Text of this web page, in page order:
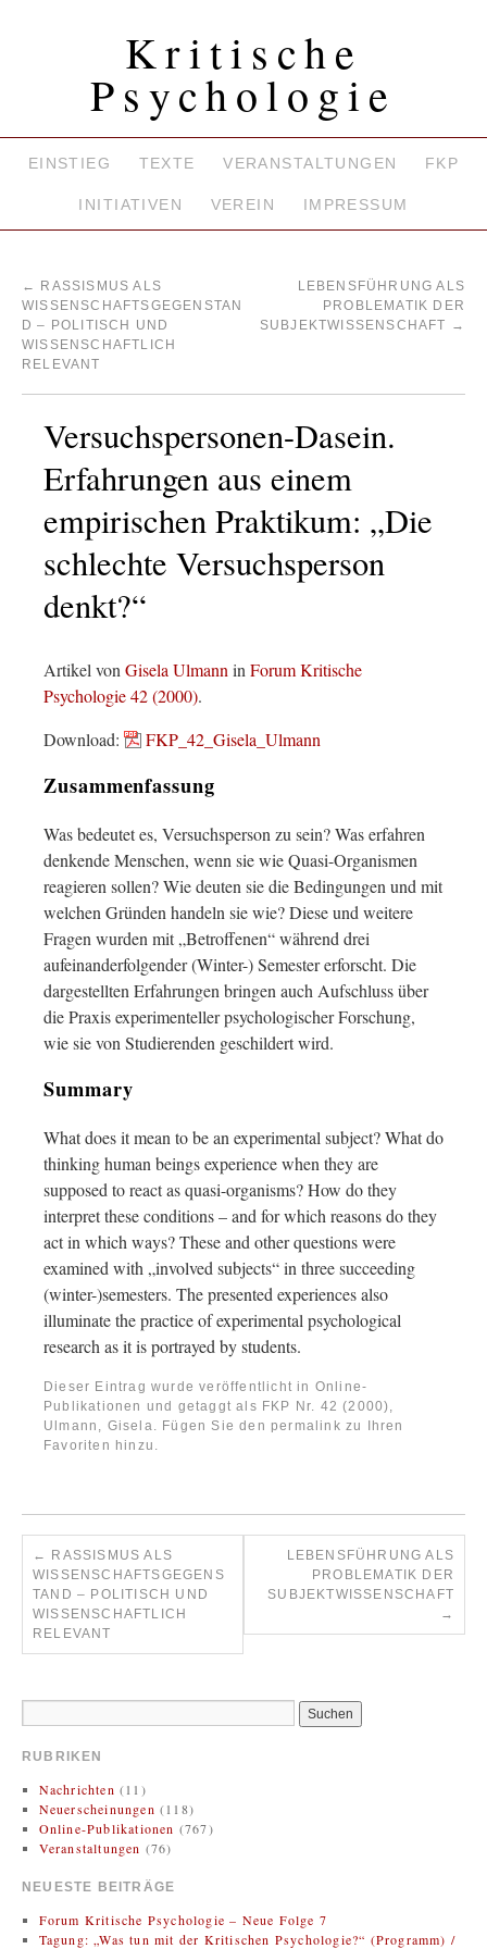
Kritische
Psychologie
EINSTIEG TEXTE VERANSTALTUNGEN FKP
INITIATIVEN VEREIN IMPRESSUM
←
RASSISMUS ALS
WISSENSCHAFTSGEGENSTAN
D – POLITISCH UND
WISSENSCHAFTLICH
RELEVANT
LEBENSFÜHRUNG ALS
PROBLEMATIK DER
SUBJEKTWISSENSCHAFT →
Versuchspersonen-Dasein.
Erfahrungen aus einem
empirischen Praktikum: „Die
schlechte Versuchsperson
denkt?“
Artikel von Gisela Ulmann in Forum Kritische
Psychologie 42 (2000).
Download:
FKP_42_Gisela_Ulmann
Zusammenfassung
Was bedeutet es, Versuchsperson zu sein? Was erfahren
denkende Menschen, wenn sie wie Quasi-Organismen
reagieren sollen? Wie deuten sie die Bedingungen und mit
welchen Gründen handeln sie wie? Diese und weitere
Fragen wurden mit „Betroffenen“ während drei
aufeinanderfolgender (Winter-) Semester erforscht. Die
dargestellten Erfahrungen bringen auch Aufschluss über
die Praxis experimenteller psychologischer Forschung,
wie sie von Studierenden geschildert wird.
Summary
What does it mean to be an experimental subject? What do
thinking human beings experience when they are
supposed to react as quasi-organisms? How do they
interpret these conditions – and for which reasons do they
act in which ways? These and other questions were
examined with „involved subjects“ in three succeeding
(winter-)semesters. The presented experiences also
illuminate the practice of experimental psychological
research as it is portrayed by students.
Dieser Eintrag wurde veröffentlicht in Online-
Publikationen und getaggt als FKP Nr. 42 (2000),
Ulmann, Gisela. Fügen Sie denpermalink zu Ihren
Favoriten hinzu.
←
RASSISMUS ALS
WISSENSCHAFTSGEGENS
TAND – POLITISCH UND
WISSENSCHAFTLICH
RELEVANT
LEBENSFÜHRUNG ALS
PROBLEMATIK DER
SUBJEKTWISSENSCHAFT
→
RUBRIKEN
Nachrichten (11)
Neuerscheinungen (118)
Online-Publikationen (767)
Veranstaltungen (76)
NEUESTE BEITRÄGE
Forum Kritische Psychologie – Neue Folge 7
Tagung: „Was tun mit der Kritischen Psychologie?“ (Programm) /